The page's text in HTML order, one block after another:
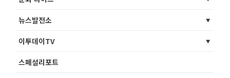
뉴스발전소
이투데이TV
스페셜리포트